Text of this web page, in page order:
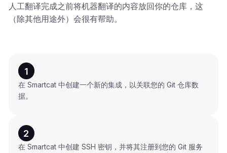
人工翻译完成之前将机器翻译的内容放回你的仓库，这
（除其他用途外）会很有帮助。
1
在 Smartcat 中创建一个新的集成，以关联您的 Git 仓库数
据。
2
在 Smartcat 中创建 SSH 密钥，并将其注册到您的 Git 服务